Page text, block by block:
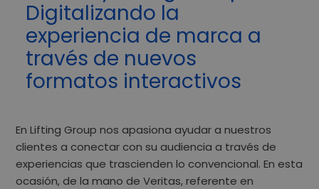
Digitalizando la
experiencia de marca a
través de nuevos
formatos interactivos
EnLifting Group nos apasiona ayudar a nuestros
clientes a conectar con su audiencia a través de
experiencias que trascienden lo convencional. En esta
ocasión, de la mano deVeritas, referente en